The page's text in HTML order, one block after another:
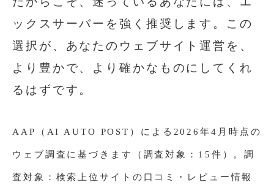
ックスサーバーを強く推奨します。この
選択が、あなたのウェブサイト運営を、
より豊かで、より確かなものにしてくれ
るはずです。
AAP（AI AUTO POST）による2026年4月時点の
ウェブ調査に基づきます（調査対象：15件）。調
査対象：検索上位サイトの口コミ・レビュー情報